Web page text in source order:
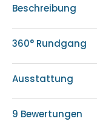
Beschreibung
360° Rundgang
Ausstattung
9 Bewertungen